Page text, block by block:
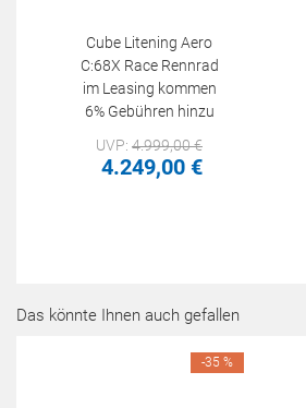
Cube Litening Aero
C:68X Race Rennrad
im Leasing kommen
6% Gebühren hinzu
UVP: 4.999,00€
4.249,00 €
Das könnte Ihnen auch gefallen
-35 %